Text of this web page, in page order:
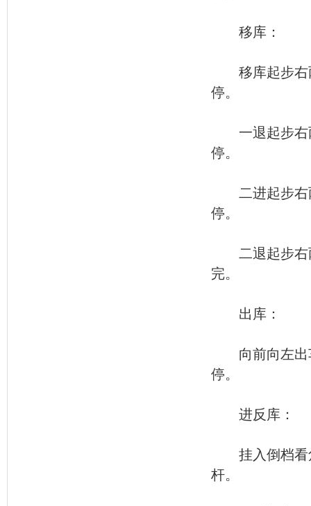
移库：
移库起步右两
停。
一退起步右两
停。
二进起步右两
停。
二退起步右两
完。
出库：
向前向左出车
停。
进反库：
挂入倒档看角
杆。